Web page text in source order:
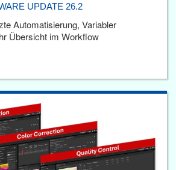
UPDATE 26.2
Automatisierung, Variabler
Übersicht im Workflow